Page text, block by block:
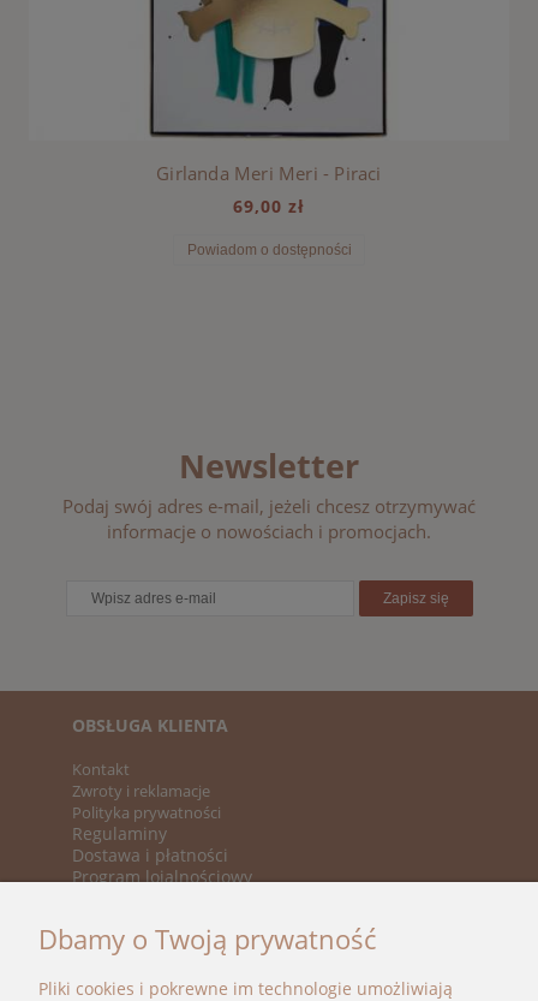
Girlanda Meri Meri - Piraci
69,00 zł
Powiadom o dostępności
Newsletter
Podaj swój adres e-mail, jeżeli chcesz otrzymywać
informacje o nowościach i promocjach.
Zapisz się
OBSŁUGA KLIENTA
Kontakt
Zwroty i reklamacje
Polityka prywatności
Regulaminy
Dostawa i płatności
Program lojalnościowy
Promocje
Dbamy o Twoją prywatność
Pliki cookies i pokrewne im technologie umożliwiają